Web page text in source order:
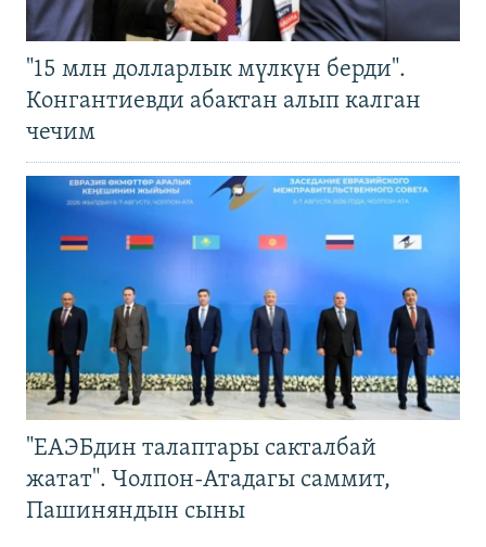
"15 млн долларлык мүлкүн берди".
Конгантиевди абактан алып калган
чечим
"ЕАЭБдин талаптары сакталбай
жатат". Чолпон-Атадагы саммит,
Пашиняндын сыны